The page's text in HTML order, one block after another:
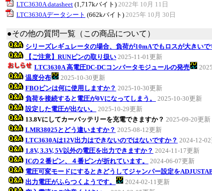
LTC3630A datasheet (1,717kバイト) 2022年 10月 11日
LTC3630Aデータシート (662kバイト) 2025年 10月 30日
●その他の質問一覧（この商品について）
シリーズレギュレータの場合、負荷が10mAでもロスが大きいで
【ご注意】RUNピンの取り扱い 2025-11-01更新
LTC3630A 高電圧DC-DCコンバータモジュールの発売
温度分布
2025-10-30更新
FBOピンは何に使用しますか？ 2025-10-30更新
負荷を接続すると電圧が0Vになってしまう。
2025-10-30更新
設定した電圧が出ない。
2025-10-29更新
13.8Vにしてカーバッテリーを充電できますか？ 2025-09-20更新
LMR38025とどう違いますか？ 2025-08-12更新
LTC3630Aは12V出力はできないのではないですか？ 2024-12-
1.8V, 3.3V, 5V以外の電圧を出力できますか？ 2024-11-17更新
ICの２番ピン、４番ピンが折れています。
2024-06-07更新
電圧可変モードにするときどうしてジャンパー設定を
出力電圧がふらつくようです。
2024-02-11更新